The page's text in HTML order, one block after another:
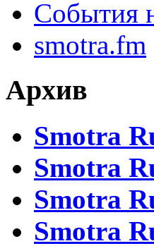
События
smotra.fm
Архив
Smotra
Smotra
Smotra
Smotra